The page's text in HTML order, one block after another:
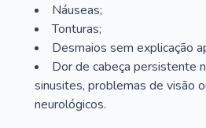
Náuseas;
Tonturas;
Desmaios sem explicação
Dor de cabeça persistente
sinusites, problemas de visão
neurológicos.